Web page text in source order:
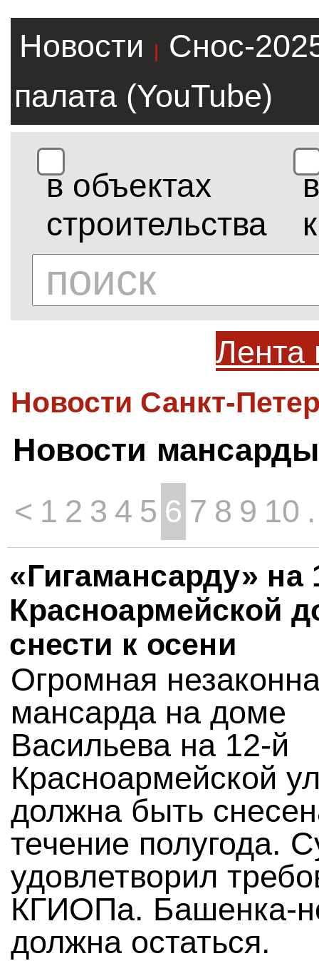
Новости |
Снос-
палата (YouTube)
в объектах
строительства
в
Лента
Новости Санкт-
Новости
< 1 2 3 4 5 6 7 8 9 10
«Гигамансарду» на
Красноармейской
снести к осени
Огромная
мансарда на доме
Васильева на 12-й
Красноармейской
должна быть
течение полугода.
удовлетворил
КГИОПа. Башенка-
должна остаться.